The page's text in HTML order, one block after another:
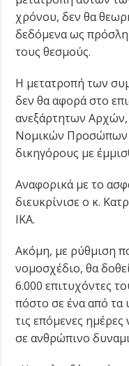
χρόνου, δεν θα
δεδόμενα ως
τους θεσμούς.
Η μετατροπή των
δεν θα αφορά στο
ανεξάρτητων
Νομικών Προσώπων
δικηγόρους με
Αναφορικά με το
διευκρίνισε ο κ.
ΙΚΑ.
Ακόμη, με ρύθμιση
νομοσχέδιο, θα
6.000 επιτυχόντες
πόστο σε ένα από τα
τις επόμενες
σε ανθρώπινο